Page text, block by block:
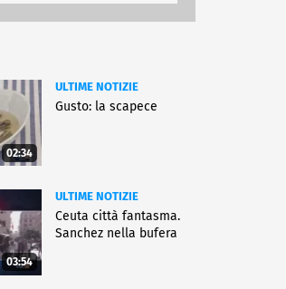
02:34
ULTIME NOTIZIE
Gusto: la scapece
03:54
ULTIME NOTIZIE
Ceuta città fantasma.
Sanchez nella bufera